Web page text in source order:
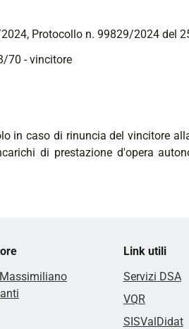
Protocollo n. 99829/2024 del
70 - vincitore
in caso di rinuncia del vincitore
di prestazione d'opera
Link utili
Servizi DSA
VQR
SISValDidat